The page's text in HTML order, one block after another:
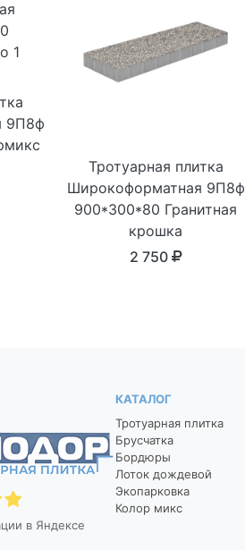
9П8ф
Тротуарная плитка
Широкоформатная 9П8ф
900*300*80 Гранитная
крошка
2 750
в Яндексе
КАТАЛОГ
Тротуарная плитка
Брусчатка
Бордюры
Лоток дождевой
Экопарковка
Колор микс